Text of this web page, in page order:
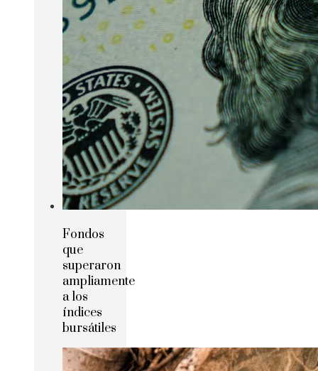
Fondos
que
superaron
ampliamente
a los
índices
bursátiles